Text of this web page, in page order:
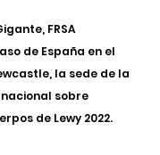
FRSA
de España en el
la sede de la
sobre
de Lewy 2022.